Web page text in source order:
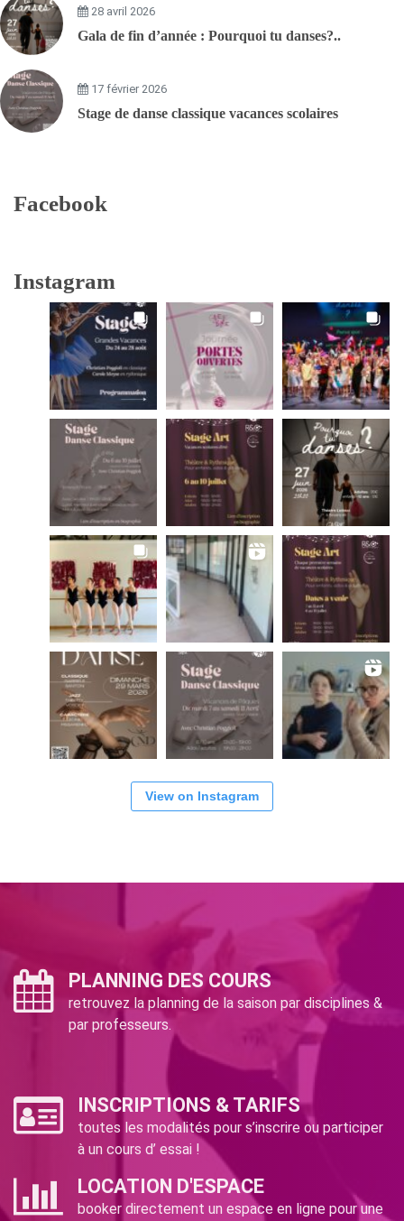
28 avril 2026
Gala de fin d’année : Pourquoi tu danses?..
17 février 2026
Stage de danse classique vacances scolaires
Facebook
Instagram
View on Instagram
PLANNING DES COURS
retrouvez la planning de la saison par disciplines &
par professeurs.
INSCRIPTIONS & TARIFS
toutes les modalités pour s’inscrire ou participer
à un cours d’ essai !
LOCATION D'ESPACE
booker directement un espace en ligne pour une